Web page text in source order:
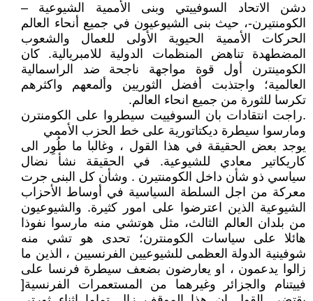
دشن الاتحاد السوفييتي وبنى الأممية الشيوعية –
الكومنتيرن-، حيث بنى الشيوعيون في جميع أنحاء العالم
الحركات الأممية الحيوية الأولى للعمال والشعوب
المضطهدة تناهض المنظمات الدولية للامبريالية. كان
الكومينترن أول قوة مواجهة ناجحة ضد الراسمالية
العالمية؛ واجتذبت أفضل الثوريين وألمعهم واكثرهم
تكرسا للثورة من جميع انحاء العالم.
.راجت انتقادات بان السوفييت سيطروا على الكومنترن
ومارسوا سيطرة ديكتاتورية على خط الحزب الأممي
يوجد بعض الحقيقة في هذا القول ، وغالبا ما طُوِر الى
كاريكاتير معادي للشيوعية. في الحقيقة نشأ نضال
سياسي ذو شأن داخل الكومنتيرن . وشأن كل البنى جرت
معركة من اجل السلطة السياسية في أوساط الأحزاب
الشيوعية الذين اعترضوا على امور كثيرة. والشيوعيون
من بلدان العالم الثالث، مثل هوتشي منه مارسوا نفوذا
هائلا على سياسات الكومنترن؛ تحدى هو تشي منه
شوفينية الدولة العظمى للشيوعيين الفرنسيين ، الذين ما
زالوا يدعمون ، او يعارضون بضعف سيطرة فرنسا على
فييتنام والجزائر وغيرهما من المستعمرات الفرنسية[